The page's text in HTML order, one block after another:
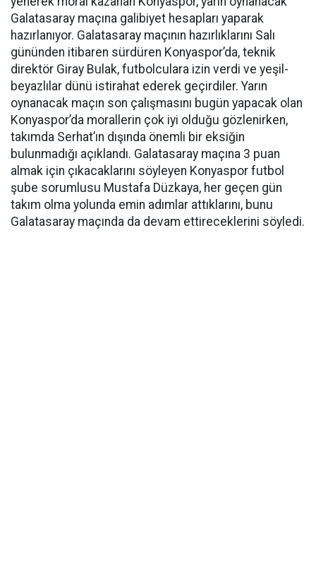
Galatasaray maçına galibiyet hesapları yaparak
hazırlanıyor. Galatasaray maçının hazırlıklarını Salı
gününden itibaren sürdüren Konyaspor’da, teknik
direktör Giray Bulak, futbolculara izin verdi ve yeşil-
beyazlılar dünü istirahat ederek geçirdiler. Yarın
oynanacak maçın son çalışmasını bugün yapacak olan
Konyaspor’da morallerin çok iyi olduğu gözlenirken,
takımda Serhat’ın dışında önemli bir eksiğin
bulunmadığı açıklandı. Galatasaray maçına 3 puan
almak için çıkacaklarını söyleyen Konyaspor futbol
şube sorumlusu Mustafa Düzkaya, her geçen gün
takım olma yolunda emin adımlar attıklarını, bunu
Galatasaray maçında da devam ettireceklerini söyledi.